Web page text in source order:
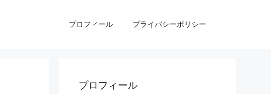
プロフィール プライバシーポリシー
プロフィール